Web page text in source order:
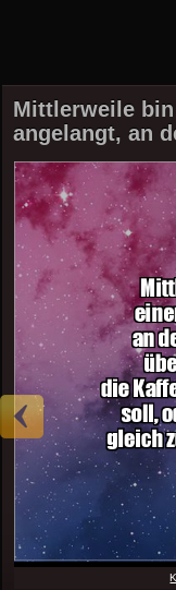
Mittlerweile
angelangt, an